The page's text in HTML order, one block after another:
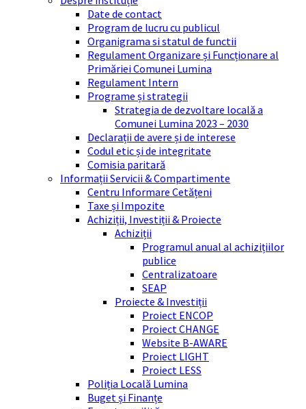
Date de contact
Program de lucru cu publicul
Organigrama si statul de functii
Regulament Organizare și Funcționare al
Primăriei Comunei Lumina
Regulament Intern
Programe și strategii
Strategia de dezvoltare locală a
Comunei Lumina 2023 – 2030
Declarații de avere și de interese
Codul etic și de integritate
Comisia paritară
Informații Servicii & Compartimente
Centru Informare Cetățeni
Taxe și Impozite
Achiziții, Investiții & Proiecte
Achiziții
Programul anual al achizițiilor
publice
Centralizatoare
SEAP
Proiecte & Investiții
Proiect ENCOP
Proiect CHANGE
Website B-AWARE
Proiect LIGHT
Proiect LESS
Poliția Locală Lumina
Buget și Finanțe